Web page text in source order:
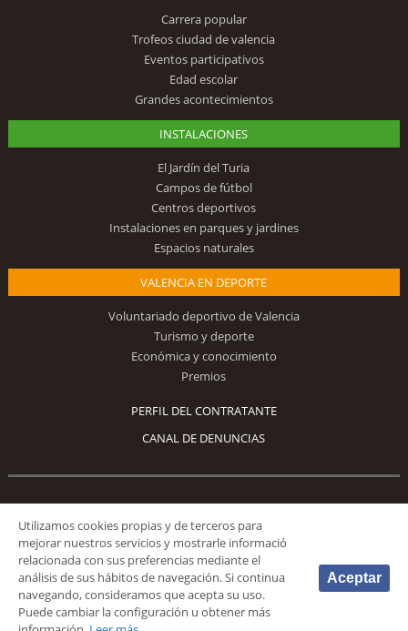
Carrera popular
Trofeos ciudad de valencia
Eventos participativos
Edad escolar
Grandes acontecimientos
INSTALACIONES
El Jardín del Turia
Campos de fútbol
Centros deportivos
Instalaciones en parques y jardines
Espacios naturales
VALENCIA EN DEPORTE
Voluntariado deportivo de Valencia
Turismo y deporte
Económica y conocimiento
Premios
PERFIL DEL CONTRATANTE
CANAL DE DENUNCIAS
Síguenos
© 2026 Fundación Deportiva Municipal Valencia |AVISO LEGAL
Utilizamos cookies propias y de terceros para
mejorar nuestros servicios y mostrarle informació
relacionada con sus preferencias mediante el
análisis de sus hábitos de navegación. Si continua
navegando, consideramos que acepta su uso.
Puede cambiar la configuración u obtener más
Aceptar